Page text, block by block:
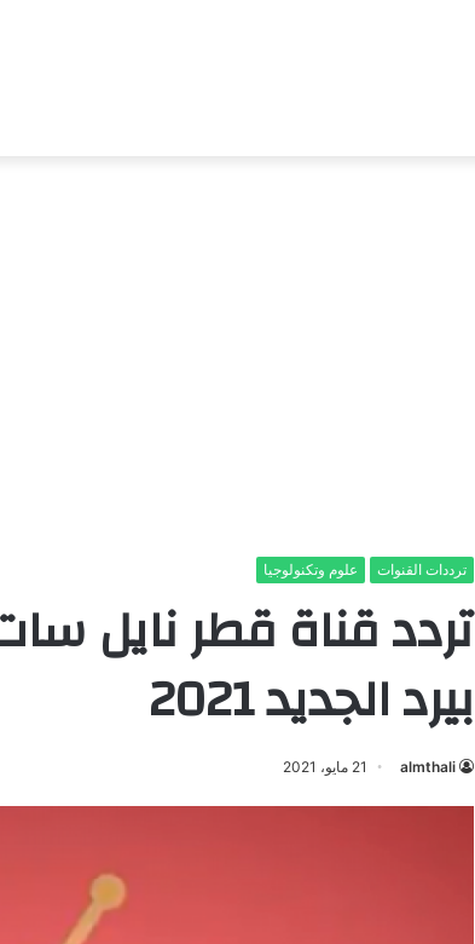
ترددات القنوات علوم وتكنولوجيا
تردد قناة قطر
بيرد الجديد 2021
almthali 21 مايو، 2021